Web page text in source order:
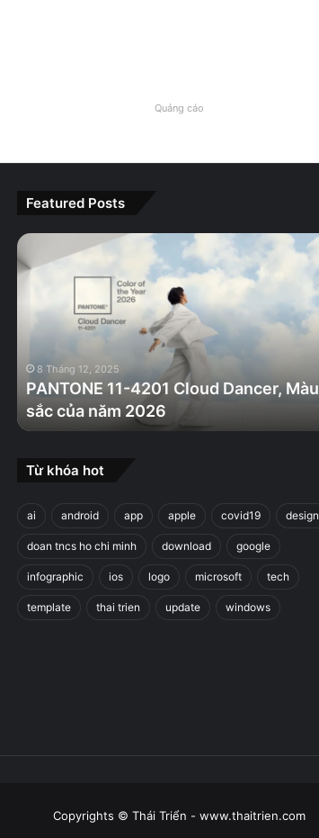
Quảng cáo
Featured Posts
PANTONE
11-
Màu
của
năm
2026
8 Tháng 12, 2025
PANTONE 11-4201 Cloud Dancer, Màu
sắc của năm 2026
Từ khóa hot
ai android app apple covid19 design
doan tncs ho chi minh download google
infographic ios logo microsoft tech
template thai trien update windows
Copyrights © Thái Triển - www.thaitrien.com